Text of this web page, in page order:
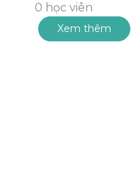
0 học viên
Xem thêm